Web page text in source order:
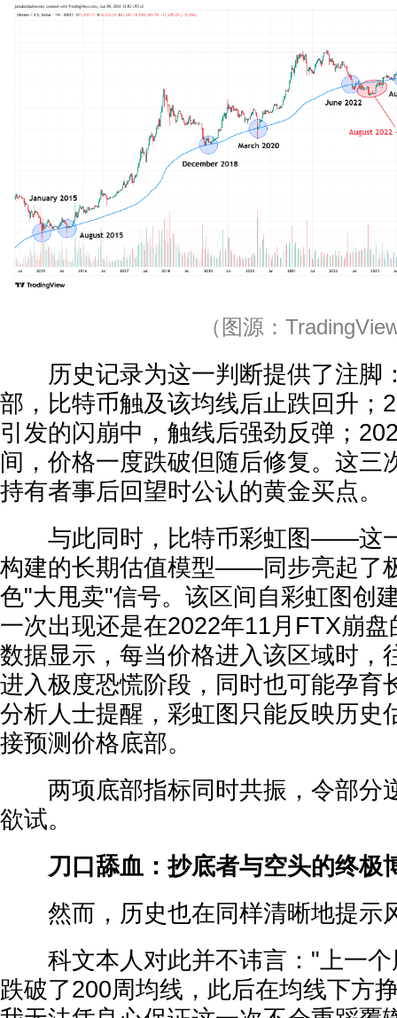
（图源：
历史记录为这一判断提供了注脚
部，比特币触及该均线后止跌回升；
引发的闪崩中，触线后强劲反弹；
间，价格一度跌破但随后修复。这三
持有者事后回望时公认的黄金买点。
与此同时，比特币彩虹图——这一
构建的长期估值模型——同步亮起了
色"大甩卖"信号。该区间自彩虹图创
一次出现还是在2022年11月FTX崩
数据显示，每当价格进入该区域时，
进入极度恐慌阶段，同时也可能孕育
分析人士提醒，彩虹图只能反映历史
接预测价格底部。
两项底部指标同时共振，令部分
欲试。
刀口舔血：抄底者与空头的终极
然而，历史也在同样清晰地提示
科文本人对此并不讳言："上一个
跌破了200周均线，此后在均线下方